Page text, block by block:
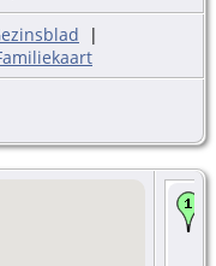
|